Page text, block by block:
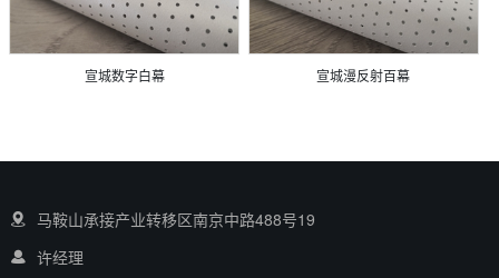
宣城数字白幕 宣城漫反射百幕
马鞍山承接产业转移区南京中路488号19
许经理